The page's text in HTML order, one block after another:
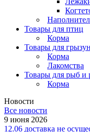
Товары для птиц
Корма
Товары для
Корма
Лакомства
Товары для рыб и
Корма
Новости
Все новости
9 июня 2026
12.06 доставка не